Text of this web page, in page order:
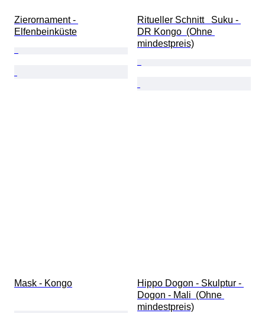
Zierornament -
Elfenbeinküste
Ritueller Schnitt   Suku -
DR Kongo  (Ohne
mindestpreis)
Mask - Kongo
Hippo Dogon - Skulptur -
Dogon - Mali  (Ohne
mindestpreis)